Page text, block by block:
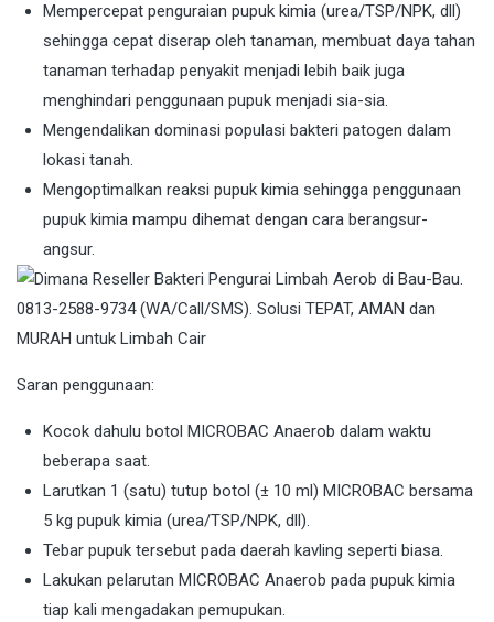
Mempercepat penguraian pupuk kimia (urea/TSP/NPK, dll)
sehingga cepat diserap oleh tanaman, membuat daya tahan
tanaman terhadap penyakit menjadi lebih baik juga
menghindari penggunaan pupuk menjadi sia-sia.
Mengendalikan dominasi populasi bakteri patogen dalam
lokasi tanah.
Mengoptimalkan reaksi pupuk kimia sehingga penggunaan
pupuk kimia mampu dihemat dengan cara berangsur-
angsur.
Saran penggunaan:
Kocok dahulu botol MICROBAC Anaerob dalam waktu
beberapa saat.
Larutkan 1 (satu) tutup botol (± 10 ml) MICROBAC bersama
5 kg pupuk kimia (urea/TSP/NPK, dll).
Tebar pupuk tersebut pada daerah kavling seperti biasa.
Lakukan pelarutan MICROBAC Anaerob pada pupuk kimia
tiap kali mengadakan pemupukan.